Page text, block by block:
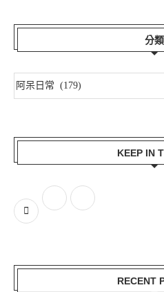
分類
KEEP IN
RECENT